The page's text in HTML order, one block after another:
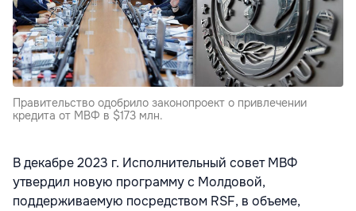
Правительство одобрило законопроект о привлечении
кредита от МВФ в $173 млн.
В декабре 2023 г. Исполнительный совет МВФ
утвердил новую программу с Молдовой,
поддерживаемую посредством RSF, в объеме,